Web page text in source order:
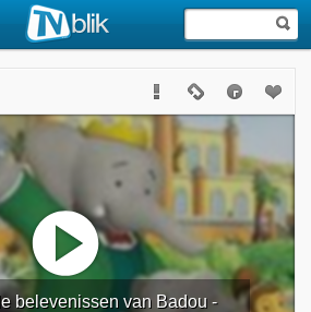
belevenissen van Badou -